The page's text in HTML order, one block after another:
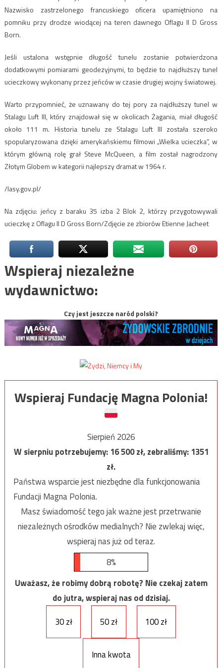
Nazwisko zastrzelonego francuskiego oficera upamiętniono na
pomniku przy drodze wiodącej na teren dawnego Oflagu II D Gross
Born.
Jeśli ustalona wstępnie długość tunelu zostanie potwierdzona
dodatkowymi pomiarami geodezyjnymi, to będzie to najdłuższy tunel
ucieczkowy wykonany przez jeńców w czasie drugiej wojny światowej.
Warto przypomnieć, że uznawany do tej pory za najdłuższy tunel w
Stalagu Luft III, który znajdował się w okolicach Żagania, miał długość
około 111 m. Historia tunelu ze Stalagu Luft III została szeroko
spopularyzowana dzięki amerykańskiemu filmowi „Wielka ucieczka”, w
którym główną rolę grał Steve McQueen, a film został nagrodzony
Złotym Globem w kategorii najlepszy dramat w 1964 r.
/lasy.gov.pl/
Na zdjęciu: jeńcy z baraku 35 izba 2 Blok 2, którzy przygotowywali
ucieczkę z Oflagu II D Gross Born/Zdjęcie ze zbiorów Etienne Jacheet
Wspieraj niezależne
wydawnictwo:
Czy jest jeszcze naród polski?
Wspieraj Fundację Magna Polonia!
Sierpień 2026
W sierpniu potrzebujemy:16 500zł, zebraliśmy:1351
zł.
Państwa wsparcie jest niezbędne dla funkcjonowania
Fundacji Magna Polonia.
Masz świadomość tego jak ważne jest przetrwanie
niezależnych ośrodków medialnych? Nie zwlekaj więc,
wspieraj nas już od teraz.
8%
Uważasz, że robimy dobrą robotę? Nie czekaj zatem
do jutra, wspieraj nas od dzisiaj.
30 zł
50 zł 100 zł
Inna kwota